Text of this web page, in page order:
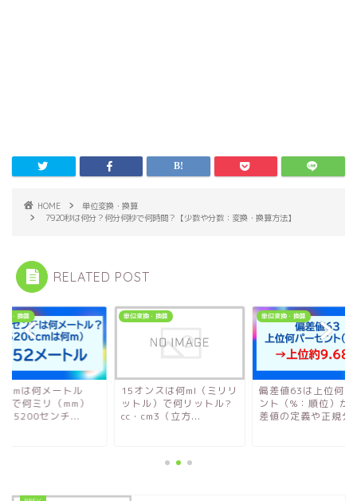
HOME
単位変換・換算
7920秒は何分？何分何秒で何時間？【少数や分数：変換・換算方法】
RELATED POST
換・換算
は何メートル
で何ミリ（mm）
【5200センチ...
単位変換・換算
15オンスは何ml（ミリリ
ットル）で何リットル?
cc・cm3（立方...
単位変換・換算
偏差値63は上位何パ
ント（%：順位）か
差値の定義や正規分